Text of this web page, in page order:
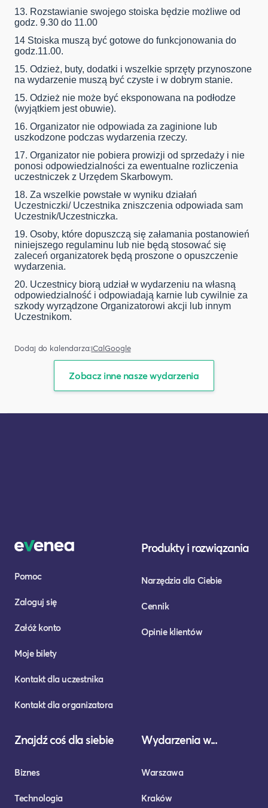
13. Rozstawianie swojego stoiska będzie możliwe od
godz. 9.30 do 11.00
14 Stoiska muszą być gotowe do funkcjonowania do
godz.11.00.
15. Odzież, buty, dodatki i wszelkie sprzęty przynoszone
na wydarzenie muszą być czyste i w dobrym stanie.
15. Odzież nie może być eksponowana na podłodze
(wyjątkiem jest obuwie).
16. Organizator nie odpowiada za zaginione lub
uszkodzone podczas wydarzenia rzeczy.
17. Organizator nie pobiera prowizji od sprzedaży i nie
ponosi odpowiedzialności za ewentualne rozliczenia
uczestniczek z Urzędem Skarbowym.
18. Za wszelkie powstałe w wyniku działań
Uczestniczki/ Uczestnika zniszczenia odpowiada sam
Uczestnik/Uczestniczka.
19. Osoby, które dopuszczą się załamania postanowień
niniejszego regulaminu lub nie będą stosować się
zaleceń organizatorek będą proszone o opuszczenie
wydarzenia.
20. Uczestnicy biorą udział w wydarzeniu na własną
odpowiedzialność i odpowiadają karnie lub cywilnie za
szkody wyrządzone Organizatorowi akcji lub innym
Uczestnikom.
Dodaj do kalendarza:iCalGoogle
Zobacz inne nasze wydarzenia
Pomoc
Zaloguj się
Załóż konto
Moje bilety
Kontakt dla uczestnika
Kontakt dla organizatora
Produkty i rozwiązania
Narzędzia dla Ciebie
Cennik
Opinie klientów
Znajdź coś dla siebie
Biznes
Technologia
Wydarzenia w...
Warszawa
Kraków